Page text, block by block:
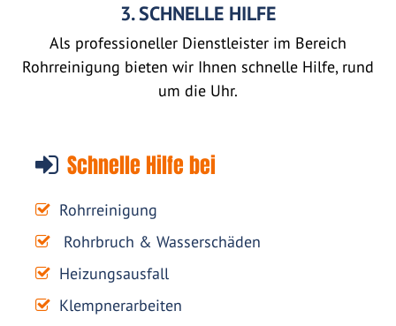
3. SCHNELLE HILFE
Als professioneller Dienstleister im Bereich
Rohrreinigung bieten wir Ihnen schnelle Hilfe, rund
um die Uhr.
Schnelle Hilfe bei
Rohrreinigung
Rohrbruch & Wasserschäden
Heizungsausfall
Klempnerarbeiten